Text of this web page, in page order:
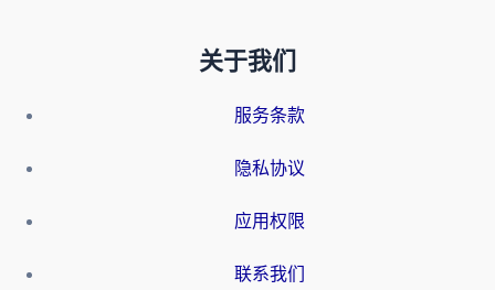
关于我们
服务条款
隐私协议
应用权限
联系我们